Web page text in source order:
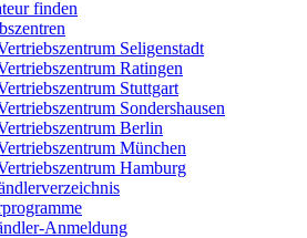
finden
Seligenstadt
Ratingen
Stuttgart
Sondershausen
Berlin
München
Hamburg
Anmeldung